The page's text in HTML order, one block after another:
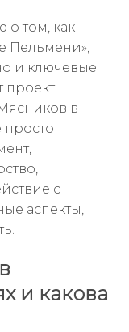
том, как
Пельмени»,
и ключевые
проект
в
просто
с
аспекты,
и какова